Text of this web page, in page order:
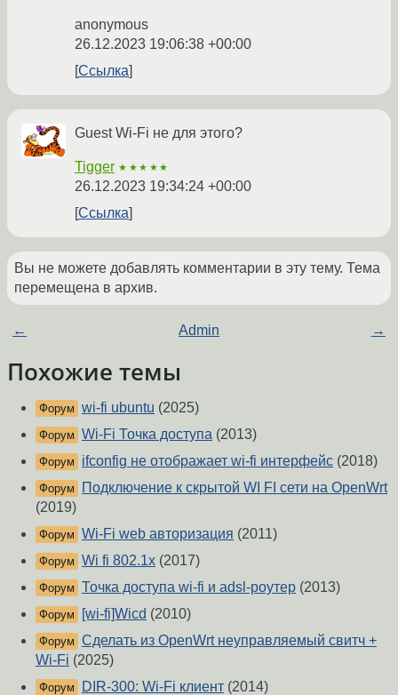
anonymous
26.12.2023 19:06:38 +00:00
Ссылка
Guest Wi-Fi не для этого?
Tigger ★★★★★
26.12.2023 19:34:24 +00:00
Ссылка
Вы не можете добавлять комментарии в эту тему. Тема
перемещена в архив.
← Admin →
Похожие темы
Форум wi-fi ubuntu (2025)
Форум Wi-Fi Точка доступа (2013)
Форум ifconfig не отображает wi-fi интерфейс (2018)
Форум
Подключение к скрытой WI FI сети на OpenWrt
(2019)
Форум Wi-Fi web авторизация (2011)
Форум Wi fi 802.1x (2017)
Форум Точка доступа wi-fi и adsl-роутер (2013)
Форум [wi-fi]Wicd (2010)
Форум Сделать из OpenWrt неуправляемый свитч +
Wi-Fi (2025)
Форум DIR-300: Wi-Fi клиент (2014)